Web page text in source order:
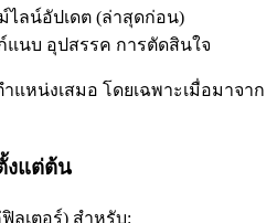
ไลน์อัปเดต (ล่าสุดก่อน)
นบ อุปสรรค การตัดสินใจ
ำแหน่งเสมอ โดยเฉพาะเมื่อมาจาก
งแต่ต้น
ลเตอร์) สำหรับ: